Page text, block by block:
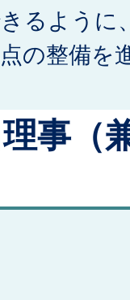
るように
の整備を
事（